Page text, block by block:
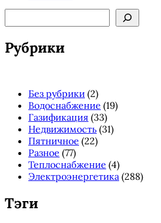
Рубрики
Без рубрики (2)
Водоснабжение (19)
Газификация (33)
Недвижимость (31)
Пятничное (22)
Разное (77)
Теплоснабжение (4)
Электроэнергетика (288)
Тэги